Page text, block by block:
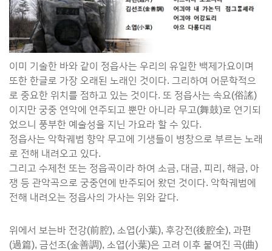
이미 기술한 바와 같이 정읍사는 우리의 유일한 백제가요이며
또한 한글로 가장 오래된 노래인 것이다. 그리하여 어문학적으
로 중요한 위치를 점하고 있는 것이다. 또 정읍사는 속요(俗謠)
이지만 궁중 연악에 연주되고 뿐만 아니라 무고(舞鼓)로 연기되
었으니 풍부한 예술성을 지닌 가요라 할 수 있다.
정읍사는 악학궤범 향악 무고에 기생들이 병창으로 부르는 노래
로 전해 내려오고 있다.
그리고 수제천 또는 정읍곡이라 하여 소금, 대금, 피리, 해금, 아
쟁 등 관악곡으로 궁중연에 반주되어 왔던 것이다. 악학궤범에
전해 내려오는 정읍사의 가사는 위와 같다.
위에서 보는바 전강(前腔), 소엽(小葉), 후강전(後腔全), 과편
(過篇), 금선조(金善調), 소엽(小葉)은 고려 이후 붙여진 곡(曲)